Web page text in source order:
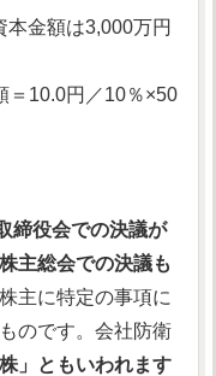
金額は3,000万円
＝10.0円／10％×50
締役会での決議が
主総会での決議も
主に特定の事項に
のです。会社防衛
株」ともいわれます